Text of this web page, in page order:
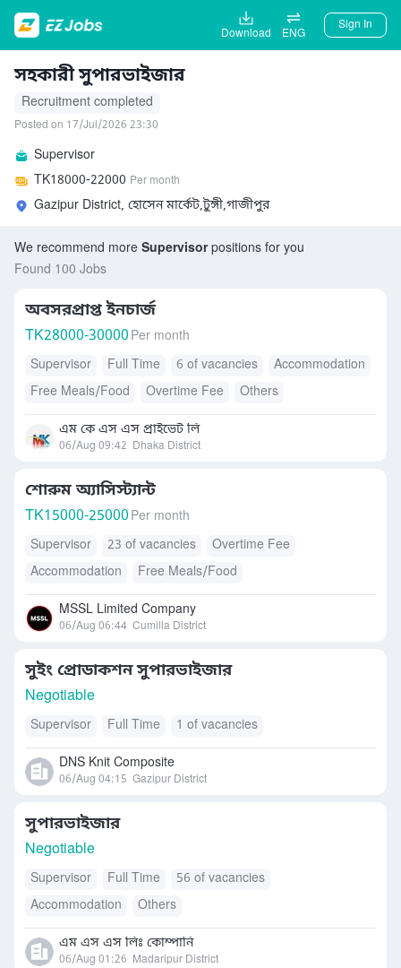
Download ENG
Sign In
সহকারী সুপারভাইজার
Recruitment completed
Posted on 17/Jul/2026 23:30
Supervisor
TK18000-22000 Per month
Gazipur District, হোসেন মার্কেট,টুঙ্গী,গাজীপুর
We recommend more Supervisorpositions for you
Found 100 Jobs
অবসরপ্রাপ্ত ইনচার্জ
TK28000-30000 Per month
Supervisor
Full Time 6 of vacancies
Accommodation
Free Meals/Food
Overtime Fee Others
এম কে এস এস প্রাইভেট লি
06/Aug 09:42 Dhaka District
শোরুম অ্যাসিস্ট্যান্ট
TK15000-25000 Per month
Supervisor
23 of vacancies
Overtime Fee
Accommodation
Free Meals/Food
MSSL Limited Company
06/Aug 06:44 Cumilla District
সুইং প্রোডাকশন সুপারভাইজার
Negotiable
Supervisor Full Time 1 of vacancies
DNS Knit Composite
06/Aug 04:15 Gazipur District
সুপারভাইজার
Negotiable
Supervisor Full Time
56 of vacancies
Accommodation
Others
এম এস এস লিঃ কোম্পানি
06/Aug 01:26 Madaripur District